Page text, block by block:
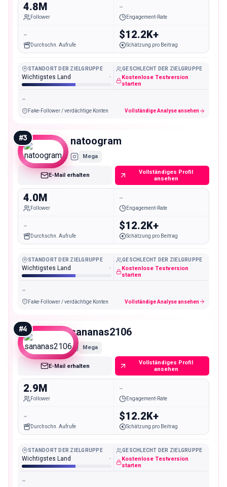
4.8M
Follower
-
Engagement-Rate
-
Durchschn. Aufrufe
$12.2K+
Schätzung pro Beitrag
STANDORT DER ZIELGRUPPE
Wichtigstes Land -
GESCHLECHT DER ZIELGRUPPE
Kostenlose Testversion
starten
-
Fake-Follower / verdächtige Konten Vollständige Analyse ansehen
#3 natoogram
Mega
E-Mail erhalten
Vollständiges Profil
ansehen
4.0M
Follower
-
Engagement-Rate
-
Durchschn. Aufrufe
$12.2K+
Schätzung pro Beitrag
STANDORT DER ZIELGRUPPE
Wichtigstes Land -
GESCHLECHT DER ZIELGRUPPE
Kostenlose Testversion
starten
-
Fake-Follower / verdächtige Konten Vollständige Analyse ansehen
#4 sananas2106
Mega
E-Mail erhalten
Vollständiges Profil
ansehen
2.9M
Follower
-
Engagement-Rate
-
Durchschn. Aufrufe
$12.2K+
Schätzung pro Beitrag
STANDORT DER ZIELGRUPPE
Wichtigstes Land -
GESCHLECHT DER ZIELGRUPPE
Kostenlose Testversion
starten
-